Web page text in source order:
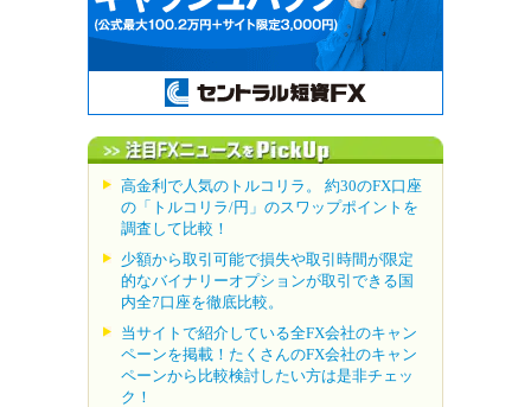
高金利で人気のトルコリラ。 約30のFX口座
の「トルコリラ/円」のスワップポイントを
調査して比較！
少額から取引可能で損失や取引時間が限定
的なバイナリーオプションが取引できる国
内全7口座を徹底比較。
当サイトで紹介している全FX会社のキャン
ペーンを掲載！たくさんのFX会社のキャン
ペーンから比較検討したい方は是非チェッ
ク！